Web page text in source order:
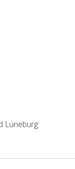
Lüneburg